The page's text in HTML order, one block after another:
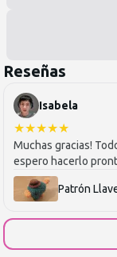
Reseñas
Isabela
★★★★★
Muchas gracias!
espero hacerlo
Patrón